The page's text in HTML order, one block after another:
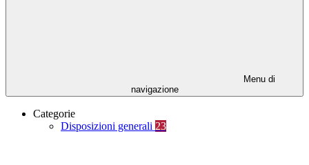
Menu di
navigazione
Categorie
Disposizioni generali 23